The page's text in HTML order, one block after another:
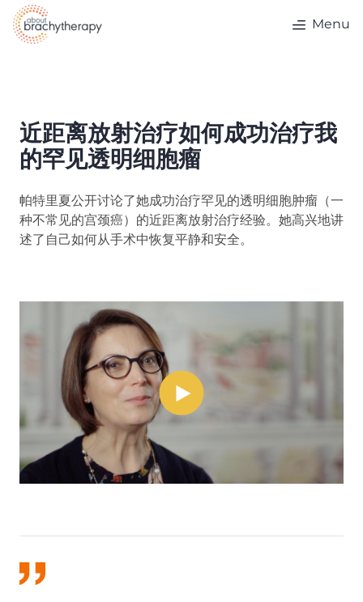
Skip to content
Menu
近距离放射治疗如何成功治疗我
的罕见透明细胞瘤
帕特里夏公开讨论了她成功治疗罕见的透明细胞肿瘤（一
种不常见的宫颈癌）的近距离放射治疗经验。她高兴地讲
述了自己如何从手术中恢复平静和安全。